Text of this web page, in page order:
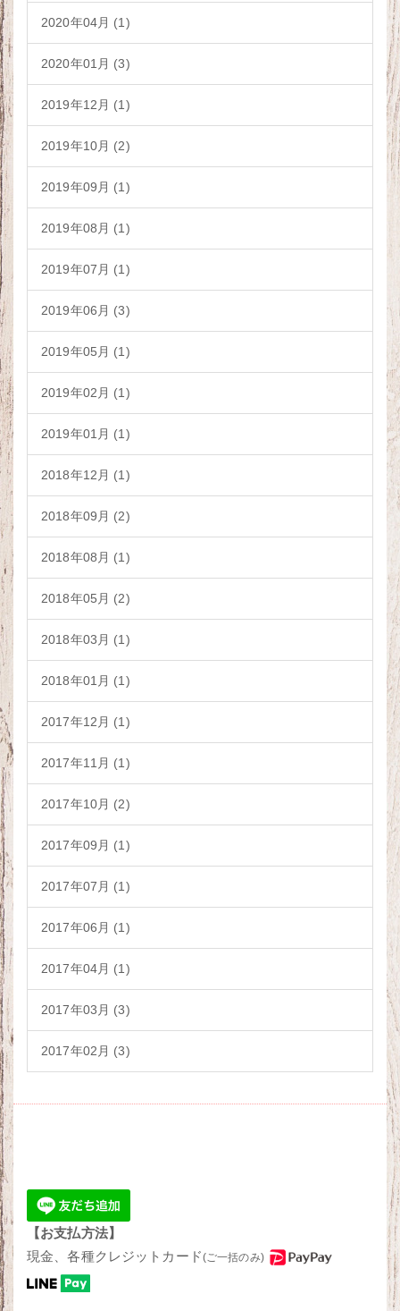
2020年04月 (1)
2020年01月 (3)
2019年12月 (1)
2019年10月 (2)
2019年09月 (1)
2019年08月 (1)
2019年07月 (1)
2019年06月 (3)
2019年05月 (1)
2019年02月 (1)
2019年01月 (1)
2018年12月 (1)
2018年09月 (2)
2018年08月 (1)
2018年05月 (2)
2018年03月 (1)
2018年01月 (1)
2017年12月 (1)
2017年11月 (1)
2017年10月 (2)
2017年09月 (1)
2017年07月 (1)
2017年06月 (1)
2017年04月 (1)
2017年03月 (3)
2017年02月 (3)
【お支払方法】
現金、各種クレジットカード(ご一括のみ)